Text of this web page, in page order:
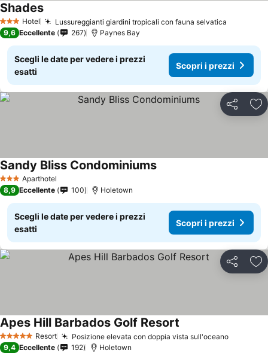
3 StelleHotel Lussureggianti giardini tropicali con fauna selvatica
ShadesScopri i prezzi
9,6 Eccellente 267 Paynes Bay
Scegli le date per vedere i prezzi
esatti
Scopri i prezzi
Condividi
3 StelleAparthotel
Sandy Bliss CondominiumsScopri i prezzi
8,9 Eccellente 100 Holetown
Scegli le date per vedere i prezzi
esatti
Scopri i prezzi
Condividi
5 Stelle Resort Posizione elevata con doppia vista sull'oceanoScopri i
Apes Hill Barbados Golf Resort
9,4 Eccellente 192 Holetown